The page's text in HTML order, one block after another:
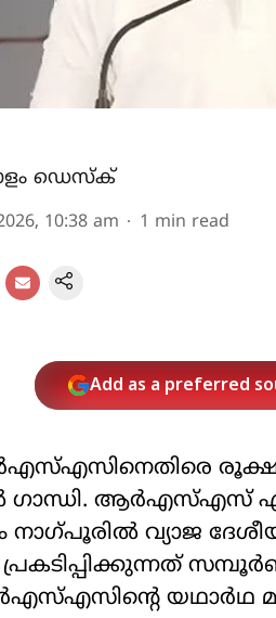
ഡെസ്ക്
10:38 am 1 min read
Add as a preferred
ആര്‍എസ്എസ്
വ്യാജ